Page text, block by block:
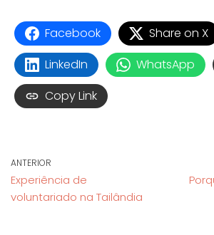
Facebook
Share on X
LinkedIn
WhatsApp
Copy Link
ANTERIOR
Experiência de
voluntariado na Tailândia